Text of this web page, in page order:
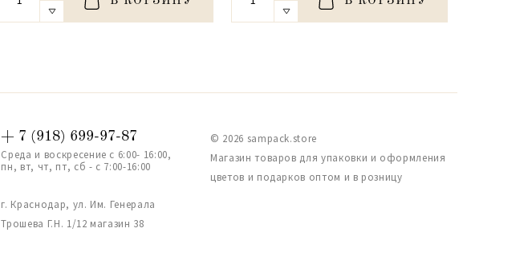
+ 7 (918) 699-97-87
Среда и воскресение с 6:00- 16:00,
пн, вт, чт, пт, сб - с 7:00-16:00
г. Краснодар, ул. Им. Генерала
Трошева Г.Н. 1/12 магазин 38
© 2026 sampack.store
Магазин товаров для упаковки и оформления
цветов и подарков оптом и в розницу